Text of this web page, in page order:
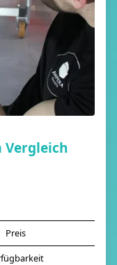
Vergleich
Preis